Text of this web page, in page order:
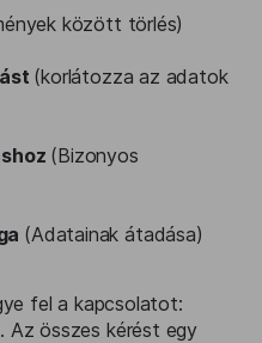
között törlés)
(korlátozza az adatok
(Bizonyos
(Adatainak átadása)
fel a kapcsolatot:
. Az összes kérést egy